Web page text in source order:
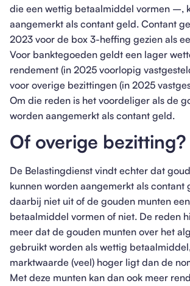
die een wettig betaalmiddel vormen –,
aangemerkt als contant geld. Contant
2023 voor de box 3-heffing gezien als
Voor banktegoeden geldt een lager
rendement (in 2025 voorlopig
voor overige bezittingen (in 2025
Om die reden is het voordeliger als de
worden aangemerkt als contant geld.
Of overige bezitting?
De Belastingdienst vindt echter dat
kunnen worden aangemerkt als contant
daarbij niet uit of de gouden munten
betaalmiddel vormen of niet. De reden
meer dat de gouden munten over het
gebruikt worden als wettig
marktwaarde (veel) hoger ligt dan de
Met deze munten kan dan ook meer